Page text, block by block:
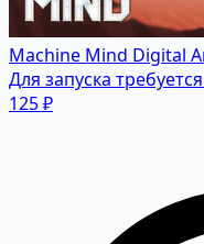
Machine Mind Digital
Для запуска
125 ₽